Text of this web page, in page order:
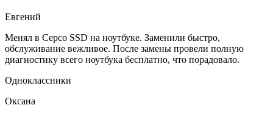
Евгений
Менял в Серсо SSD на ноутбуке. Заменили быстро,
обслуживание вежливое. После замены провели полную
диагностику всего ноутбука бесплатно, что порадовало.
Одноклассники
Оксана